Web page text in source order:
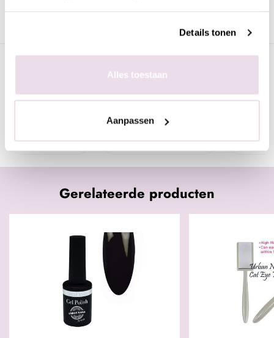
Details tonen
Alles toestaan
Aanpassen
Gerelateerde pagina's
Blauwe Gellak Urban Nails Gel Polish TPO
Gerelateerde producten